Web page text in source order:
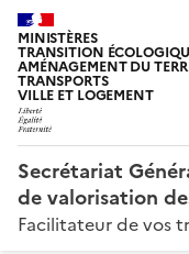
MINISTÈRES
TRANSITION
AMÉNAGEMENT DU
TRANSPORTS
VILLE ET LOGEMENT
Secrétariat
de valorisation
Facilitateur de vos